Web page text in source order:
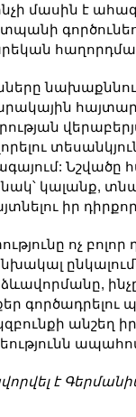
մասին է
կալանք,
իր
ոչ
անշեղ
է